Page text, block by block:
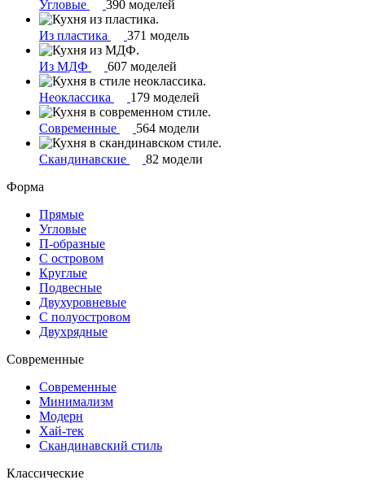
Угловые 390 моделей
Из пластика 371 модель
Из МДФ 607 моделей
Неоклассика 179 моделей
Современные 564 модели
Скандинавские
82 модели
Форма
Прямые
Угловые
П-образные
С островом
Круглые
Подвесные
Двухуровневые
С полуостровом
Двухрядные
Современные
Современные
Минимализм
Модерн
Хай-тек
Скандинавский стиль
Классические